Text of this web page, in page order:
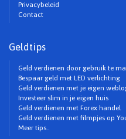
Privacybeleid
Contact
Geldtips
Geld verdienen door gebruik te
Bespaar geld met LED verlichting
Geld verdienen met je eigen
Investeer slim in je eigen huis
Geld verdienen met Forex handel
Geld verdienen met filmpjes op
Meer tips..